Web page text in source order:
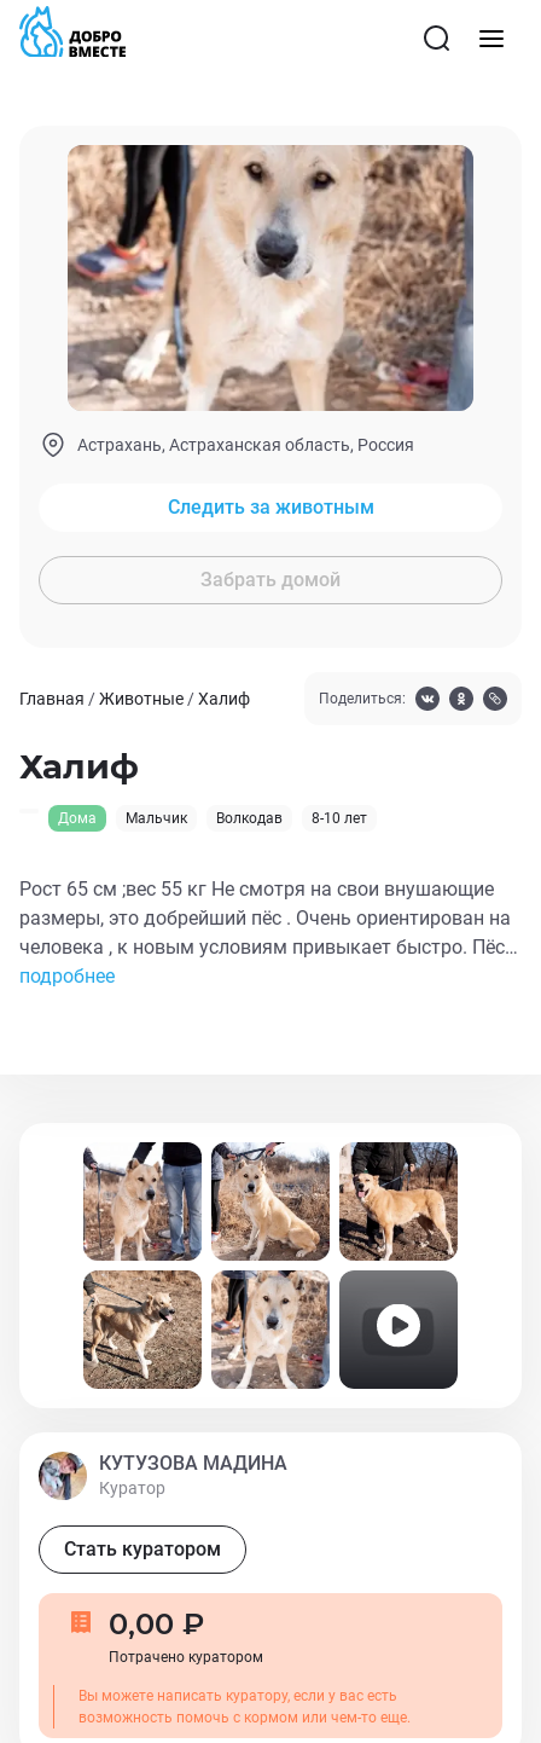
Астрахань, Астраханская область, Россия
Следить за животным
Забрать домой
Главная /Животные /Халиф Поделиться:
Халиф
Дома Мальчик Волкодав 8-10 лет
Рост 65 см ;вес 55 кг Не смотря на свои внушающие
размеры, это добрейший пёс . Очень ориентирован на
человека , к новым условиям привыкает быстро. Пёс
был найден на улице в истощённом состоянии, не
натуральной пище. С другими животными осторожен ,
поэтому лучше брать в семью одной собакой . Ищем
дом с вольером, обязательно с возможностью выгула
. На цепь, на базу не отдаём . Привит, от паразитов
обработан. Собака пристраивается по договору, с
дальнейшем отслеживанием судьбы.
подробнее
КУТУЗОВА МАДИНА
Куратор
Стать куратором
0,00 ₽
Потрачено куратором
Вы можете написать куратору, если у вас есть
возможность помочь с кормом или чем-то еще.